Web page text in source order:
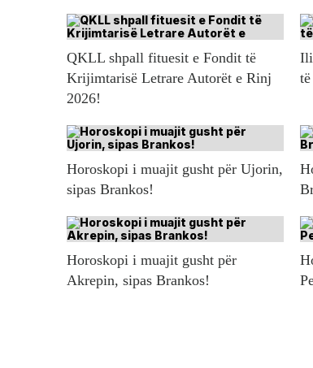
QKLL shpall fituesit e Fondit të
Krijimtarisë Letrare Autorët e Rinj
2026!
Horoskopi i muajit gusht për Ujorin,
sipas Brankos!
Horoskopi i muajit gusht për
Akrepin, sipas Brankos!